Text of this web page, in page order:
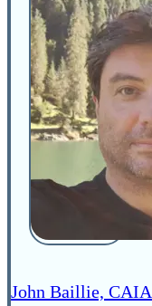
John Baillie, CAIA